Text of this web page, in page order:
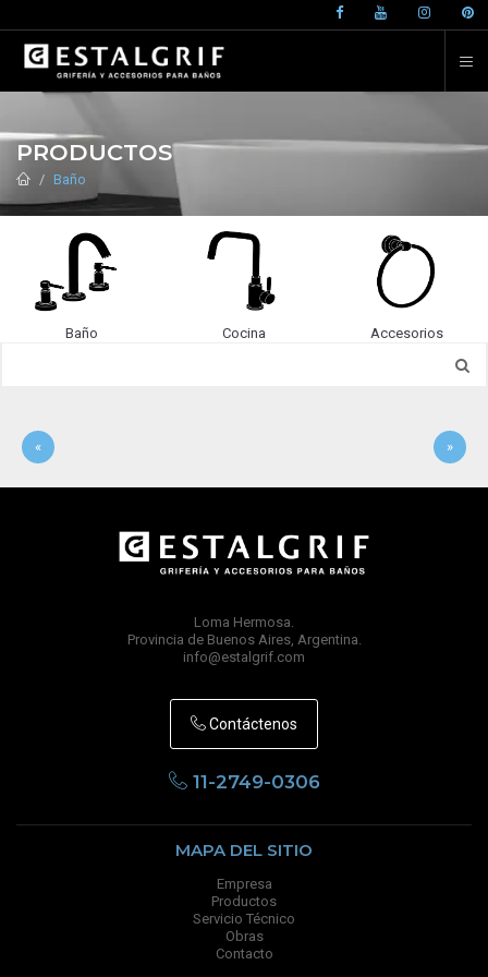
PRODUCTOS
Baño
Baño Cocina Accesorios
« »
Loma Hermosa.
Provincia de Buenos Aires, Argentina.
info@estalgrif.com
Contáctenos
11-2749-0306
MAPA DEL SITIO
Empresa
Productos
Servicio Técnico
Obras
Contacto